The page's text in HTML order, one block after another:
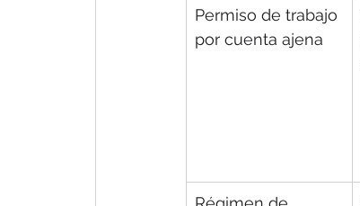
Permiso de trabajo
por cuenta ajena